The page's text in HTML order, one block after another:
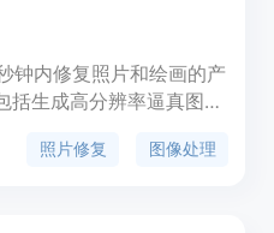
钟内修复照片和绘画的产
括生成高分辨率逼真图
进行二次开发。定价方
照片修复 图像处理